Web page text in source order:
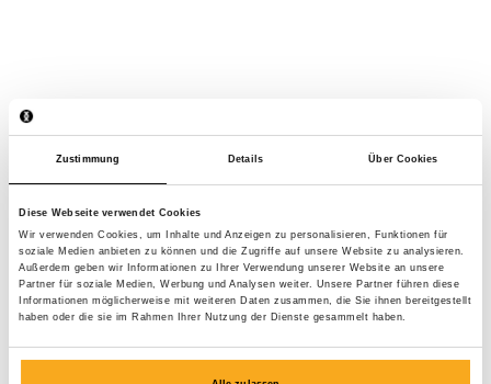
Zustimmung Details Über Cookies
Diese Webseite verwendet Cookies
Wir verwenden Cookies, um Inhalte und Anzeigen zu personalisieren, Funktionen für
soziale Medien anbieten zu können und die Zugriffe auf unsere Website zu analysieren.
Außerdem geben wir Informationen zu Ihrer Verwendung unserer Website an unsere
Partner für soziale Medien, Werbung und Analysen weiter. Unsere Partner führen diese
Informationen möglicherweise mit weiteren Daten zusammen, die Sie ihnen bereitgestellt
haben oder die sie im Rahmen Ihrer Nutzung der Dienste gesammelt haben.